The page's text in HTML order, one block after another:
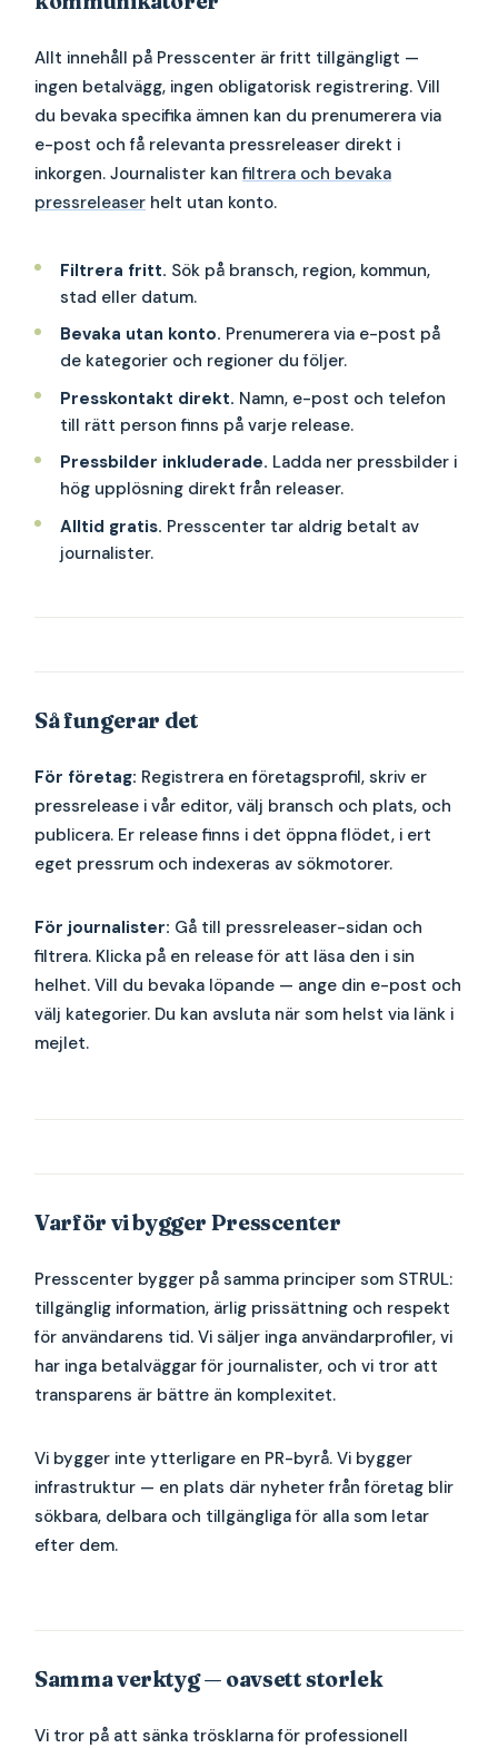
Allt innehåll på Presscenter är fritt tillgängligt —
ingen betalvägg, ingen obligatorisk registrering. Vill
du bevaka specifika ämnen kan du prenumerera via
e-post och få relevanta pressreleaser direkt i
inkorgen. Journalister kanfiltrera och bevaka
pressreleaser helt utan konto.
Filtrera fritt. Sök på bransch, region, kommun,
stad eller datum.
Bevaka utan konto. Prenumerera via e-post på
de kategorier och regioner du följer.
Presskontakt direkt. Namn, e-post och telefon
till rätt person finns på varje release.
Pressbilder inkluderade. Ladda ner pressbilder i
hög upplösning direkt från releaser.
Alltid gratis. Presscenter tar aldrig betalt av
journalister.
Så fungerar det
För företag: Registrera en företagsprofil, skriv er
pressrelease i vår editor, välj bransch och plats, och
publicera. Er release finns i det öppna flödet, i ert
eget pressrum och indexeras av sökmotorer.
För journalister: Gå till pressreleaser-sidan och
filtrera. Klicka på en release för att läsa den i sin
helhet. Vill du bevaka löpande — ange din e-post och
välj kategorier. Du kan avsluta när som helst via länk i
mejlet.
Varför vi bygger Presscenter
Presscenter bygger på samma principer som STRUL:
tillgänglig information, ärlig prissättning och respekt
för användarens tid. Vi säljer inga användarprofiler, vi
har inga betalväggar för journalister, och vi tror att
transparens är bättre än komplexitet.
Vi bygger inte ytterligare en PR-byrå. Vi bygger
infrastruktur — en plats där nyheter från företag blir
sökbara, delbara och tillgängliga för alla som letar
efter dem.
Samma verktyg — oavsett storlek
Vi tror på att sänka trösklarna för professionell